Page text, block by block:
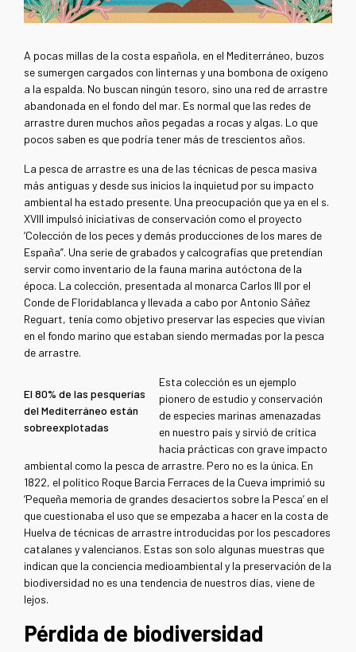
A pocas millas de la costa española, en el Mediterráneo, buzos
se sumergen cargados con linternas y una bombona de oxígeno
a la espalda. No buscan ningún tesoro, sino una red de arrastre
abandonada en el fondo del mar. Es normal que las redes de
arrastre duren muchos años pegadas a rocas y algas. Lo que
pocos saben es que podría tener más de trescientos años.
La pesca de arrastre es una de las técnicas de pesca masiva
más antiguas y desde sus inicios la inquietud por su impacto
ambiental ha estado presente. Una preocupación que ya en el s.
XVIII impulsó iniciativas de conservación como el proyecto
‘Colección de los peces y demás producciones de los mares de
España”. Una serie de grabados y calcografías que pretendían
servir como inventario de la fauna marina autóctona de la
época. La colección, presentada al monarca Carlos III por el
Conde de Floridablanca y llevada a cabo por Antonio Sáñez
Reguart, tenía como objetivo preservar las especies que vivían
en el fondo marino que estaban siendo mermadas por la pesca
de arrastre.
El 80% de las pesquerías
del Mediterráneo están
sobreexplotadas
Esta colección es un ejemplo
pionero de estudio y conservación
de especies marinas amenazadas
en nuestro país y sirvió de crítica
hacia prácticas con grave impacto
ambiental como la pesca de arrastre. Pero no es la única. En
1822, el político Roque Barcia Ferraces de la Cueva imprimió su
‘Pequeña memoria de grandes desaciertos sobre la Pesca’ en el
que cuestionaba el uso que se empezaba a hacer en la costa de
Huelva de técnicas de arrastre introducidas por los pescadores
catalanes y valencianos. Estas son solo algunas muestras que
indican que la conciencia medioambiental y la preservación de la
biodiversidad no es una tendencia de nuestros días, viene de
lejos.
Pérdida de biodiversidad